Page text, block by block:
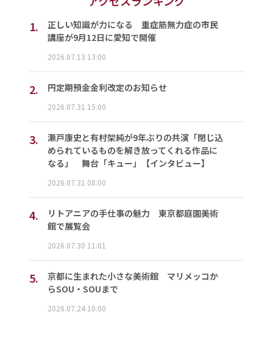
1.
正しい知識が力になる 重症筋無力症の市民
講座が9月12日に愛知で開催
2026.07.13 13:00
2. 円定期預金金利改定のお知らせ
2026.07.31 15:00
3.
瀬戸康史と有村架純が9年ぶりの共演「閉じ込
められているものを解き放ってくれる作品に
なる」 舞台「キュー」【インタビュー】
2026.07.31 08:00
4.
リトアニアの手仕事の魅力 東京都庭園美術
館で展覧会
2026.07.30 11:01
5.
京都に生まれた小さな美術館 マリメッコか
らSOU・SOUまで
2026.07.24 10:00